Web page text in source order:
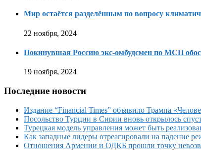
Мир остаётся разделённым по вопросу
22 ноября, 2024
Покинувшая Россию экс-омбудсмен по МСП
19 ноября, 2024
Последние новости
Издание “Financial Times” объявило Трампа
Посольство Турции в Сирии вновь открылось
Турецкая модель управления может быть
Как западные лидеры отреагировали на падение
Отношения Армении и ОДКБ прошли точку